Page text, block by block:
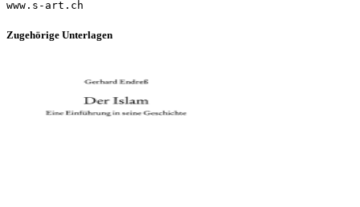
Zugehörige Unterlagen